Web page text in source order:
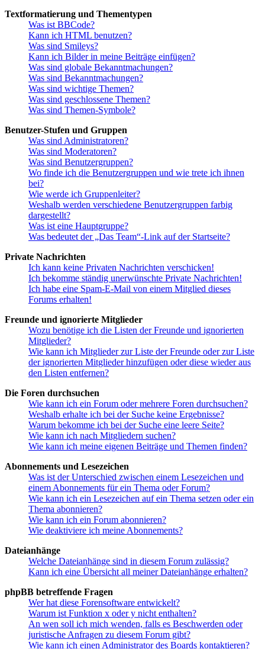
Textformatierung und Thementypen
Was ist BBCode?
Kann ich HTML benutzen?
Was sind Smileys?
Kann ich Bilder in meine Beiträge einfügen?
Was sind globale Bekanntmachungen?
Was sind Bekanntmachungen?
Was sind wichtige Themen?
Was sind geschlossene Themen?
Was sind Themen-Symbole?
Benutzer-Stufen und Gruppen
Was sind Administratoren?
Was sind Moderatoren?
Was sind Benutzergruppen?
Wo finde ich die Benutzergruppen und wie trete ich ihnen
bei?
Wie werde ich Gruppenleiter?
Weshalb werden verschiedene Benutzergruppen farbig
dargestellt?
Was ist eine Hauptgruppe?
Was bedeutet der „Das Team“-Link auf der Startseite?
Private Nachrichten
Ich kann keine Privaten Nachrichten verschicken!
Ich bekomme ständig unerwünschte Private Nachrichten!
Ich habe eine Spam-E-Mail von einem Mitglied dieses
Forums erhalten!
Freunde und ignorierte Mitglieder
Wozu benötige ich die Listen der Freunde und ignorierten
Mitglieder?
Wie kann ich Mitglieder zur Liste der Freunde oder zur Liste
der ignorierten Mitglieder hinzufügen oder diese wieder aus
den Listen entfernen?
Die Foren durchsuchen
Wie kann ich ein Forum oder mehrere Foren durchsuchen?
Weshalb erhalte ich bei der Suche keine Ergebnisse?
Warum bekomme ich bei der Suche eine leere Seite?
Wie kann ich nach Mitgliedern suchen?
Wie kann ich meine eigenen Beiträge und Themen finden?
Abonnements und Lesezeichen
Was ist der Unterschied zwischen einem Lesezeichen und
einem Abonnements für ein Thema oder Forum?
Wie kann ich ein Lesezeichen auf ein Thema setzen oder ein
Thema abonnieren?
Wie kann ich ein Forum abonnieren?
Wie deaktiviere ich meine Abonnements?
Dateianhänge
Welche Dateianhänge sind in diesem Forum zulässig?
Kann ich eine Übersicht all meiner Dateianhänge erhalten?
phpBB betreffende Fragen
Wer hat diese Forensoftware entwickelt?
Warum ist Funktion x oder y nicht enthalten?
An wen soll ich mich wenden, falls es Beschwerden oder
juristische Anfragen zu diesem Forum gibt?
Wie kann ich einen Administrator des Boards kontaktieren?